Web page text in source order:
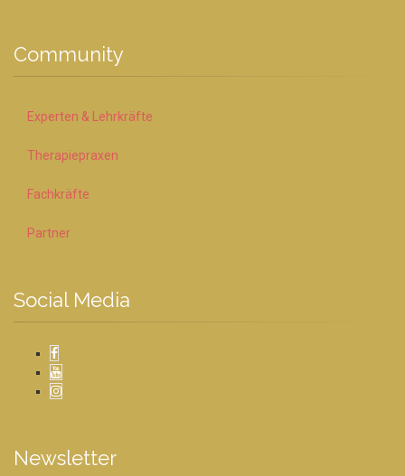
Community
Experten & Lehrkräfte
Therapiepraxen
Fachkräfte
Partner
Social Media
Newsletter